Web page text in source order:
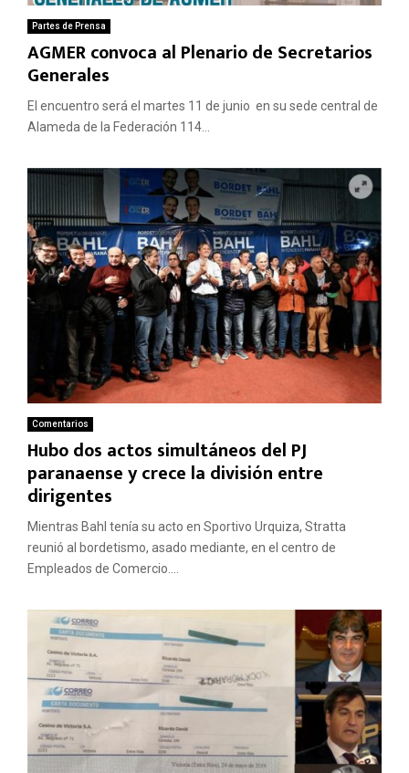
Partes de Prensa
AGMER convoca al Plenario de Secretarios
Generales
El encuentro será el martes 11 de junio en su sede central de
Alameda de la Federación 114...
Comentarios
Hubo dos actos simultáneos del PJ
paranaense y crece la división entre
dirigentes
Mientras Bahl tenía su acto en Sportivo Urquiza, Stratta
reunió al bordetismo, asado mediante, en el centro de
Empleados de Comercio....